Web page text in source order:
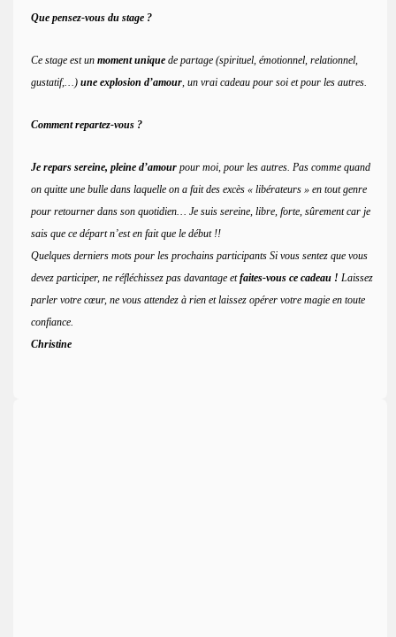
Que pensez-vous du stage ?
Ce stage est un moment unique de partage (spirituel, émotionnel, relationnel,
gustatif,…) une explosion d’amour, un vrai cadeau pour soi et pour les autres.
Comment repartez-vous ?
Je repars sereine, pleine d’amour pour moi, pour les autres. Pas comme quand
on quitte une bulle dans laquelle on a fait des excès « libérateurs » en tout genre
pour retourner dans son quotidien… Je suis sereine, libre, forte, sûrement car je
sais que ce départ n’est en fait que le début !!
Quelques derniers mots pour les prochains participants Si vous sentez que vous
devez participer, ne réfléchissez pas davantage etfaites-vous ce cadeau ! Laissez
parler votre cœur, ne vous attendez à rien et laissez opérer votre magie en toute
confiance.
Christine